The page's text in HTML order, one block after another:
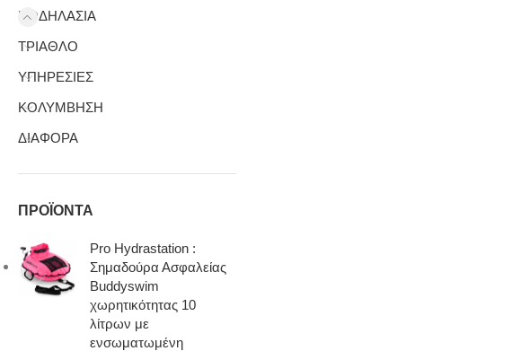
ΠΟΔΗΛΑΣΙΑ
ΤΡΙΑΘΛΟ
ΥΠΗΡΕΣΙΕΣ
ΚΟΛΥΜΒΗΣΗ
ΔΙΑΦΟΡΑ
ΠΡΟΪΟΝΤΑ
Pro Hydrastation :
Σημαδούρα Ασφαλείας
Buddyswim
χωρητικότητας 10
λίτρων με
ενσωματωμένη